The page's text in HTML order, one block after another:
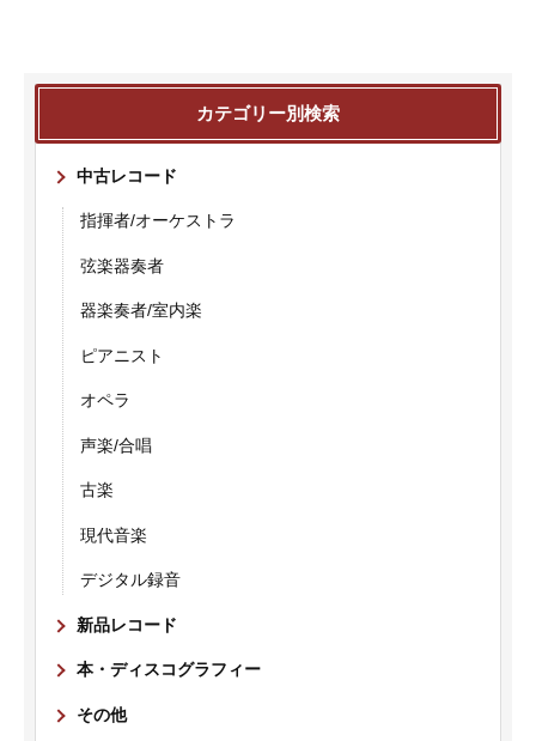
カテゴリー別検索
中古レコード
指揮者/オーケストラ
弦楽器奏者
器楽奏者/室内楽
ピアニスト
オペラ
声楽/合唱
古楽
現代音楽
デジタル録音
新品レコード
本・ディスコグラフィー
その他